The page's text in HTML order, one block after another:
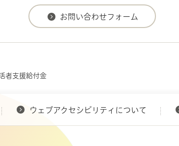
者支援給付金
ウェブアクセシビリティについて